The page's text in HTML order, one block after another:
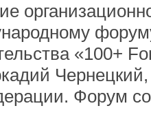
«100+
Форум